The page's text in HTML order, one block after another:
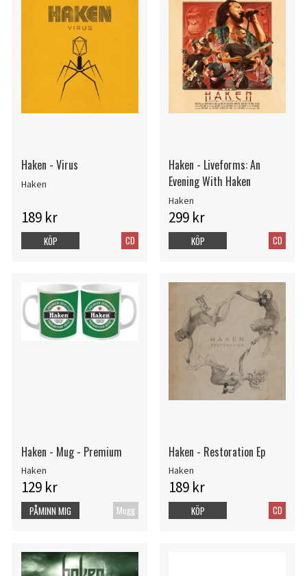
Haken - Virus
Haken
189 kr
CD
KÖP
Haken - Liveforms: An
Evening With Haken
Haken
299 kr
CD
KÖP
Haken - Mug - Premium
Haken
129 kr
Mugg
PÅMINN MIG
Haken - Restoration Ep
Haken
189 kr
CD
KÖP